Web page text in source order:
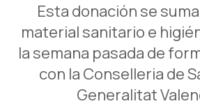
Esta donación se
material sanitario e
la semana pasada de
con la Conselleria de
Generalitat